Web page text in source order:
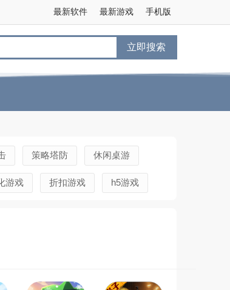
手机版
最新游戏
最新软件
立即搜索
策略塔防 休闲桌游
游戏 折扣游戏 h5游戏